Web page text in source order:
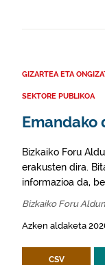
GIZARTEA ETA
SEKTORE PUBLIKOA
Bizkaiko Foru
erakusten dira.
informazioa da,
Bizkaiko Foru
Azken aldaketa
CSV